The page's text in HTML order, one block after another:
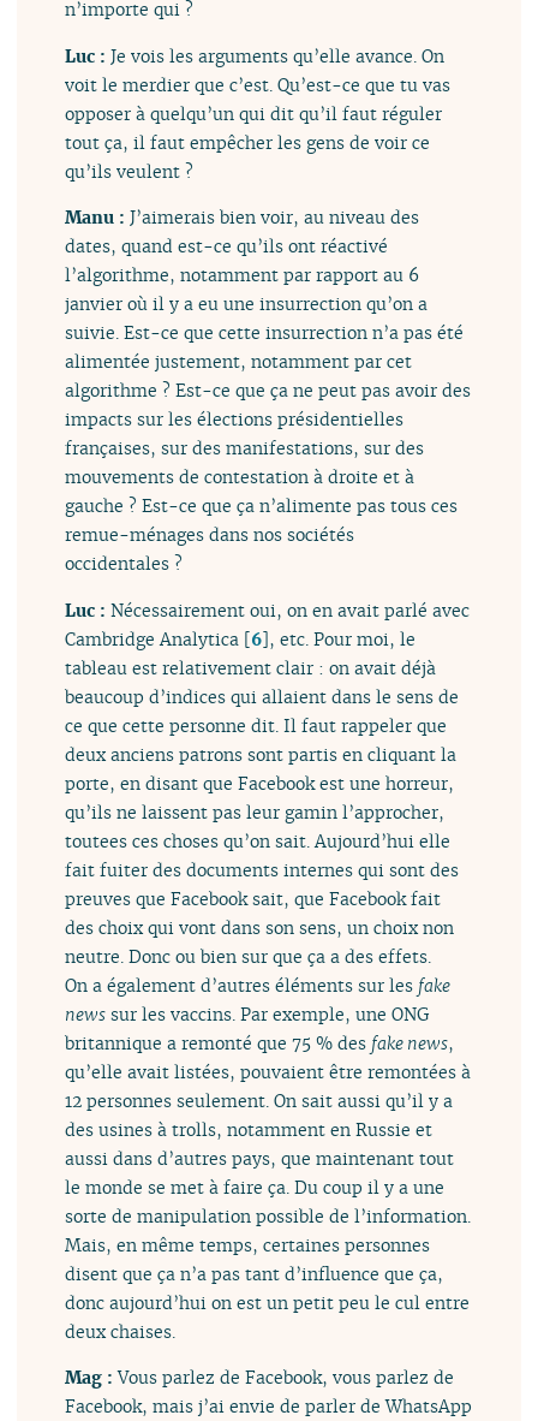
n’importe qui ?
Luc :Je vois les arguments qu’elle avance. On
voit le merdier que c’est. Qu’est-ce que tu vas
opposer à quelqu’un qui dit qu’il faut réguler
tout ça, il faut empêcher les gens de voir ce
qu’ils veulent ?
Manu :J’aimerais bien voir, au niveau des
dates, quand est-ce qu’ils ont réactivé
l’algorithme, notamment par rapport au 6
janvier où il y a eu une insurrection qu’on a
suivie. Est-ce que cette insurrection n’a pas été
alimentée justement, notamment par cet
algorithme ? Est-ce que ça ne peut pas avoir des
impacts sur les élections présidentielles
françaises, sur des manifestations, sur des
mouvements de contestation à droite et à
gauche ? Est-ce que ça n’alimente pas tous ces
remue-ménages dans nos sociétés
occidentales ?
Luc :Nécessairement oui, on en avait parlé avec
Cambridge Analytica [6], etc. Pour moi, le
tableau est relativement clair : on avait déjà
beaucoup d’indices qui allaient dans le sens de
ce que cette personne dit. Il faut rappeler que
deux anciens patrons sont partis en cliquant la
porte, en disant que Facebook est une horreur,
qu’ils ne laissent pas leur gamin l’approcher,
toutees ces choses qu’on sait. Aujourd’hui elle
fait fuiter des documents internes qui sont des
preuves que Facebook sait, que Facebook fait
des choix qui vont dans son sens, un choix non
neutre. Donc ou bien sur que ça a des effets.
On a également d’autres éléments sur les fake
news sur les vaccins. Par exemple, une ONG
britannique a remonté que 75 % des fake news,
qu’elle avait listées, pouvaient être remontées à
12 personnes seulement. On sait aussi qu’il y a
des usines à trolls, notamment en Russie et
aussi dans d’autres pays, que maintenant tout
le monde se met à faire ça. Du coup il y a une
sorte de manipulation possible de l’information.
Mais, en même temps, certaines personnes
disent que ça n’a pas tant d’influence que ça,
donc aujourd’hui on est un petit peu le cul entre
deux chaises.
Mag :Vous parlez de Facebook, vous parlez de
Facebook, mais j’ai envie de parler de WhatsApp